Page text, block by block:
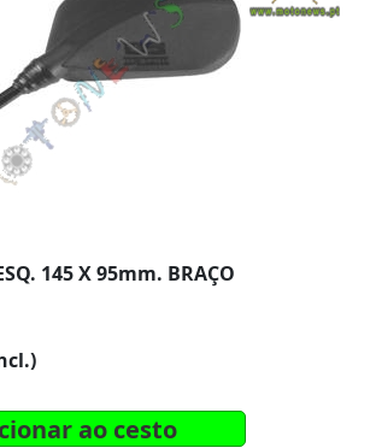
145 X 95mm. BRAÇO
ao cesto